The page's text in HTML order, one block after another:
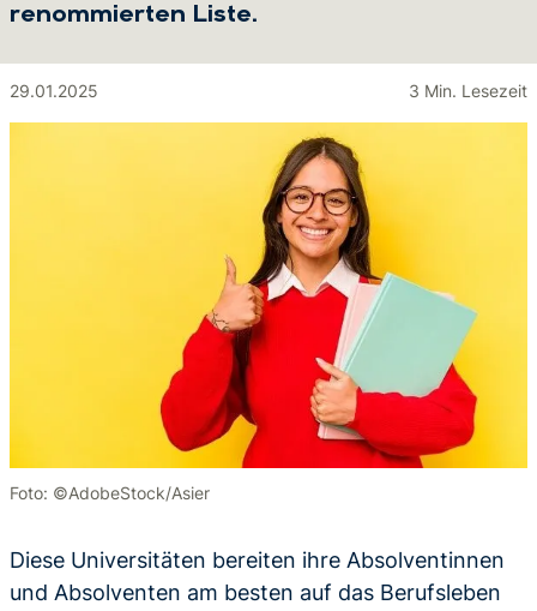
renommierten Liste.
29.01.2025 3 Min. Lesezeit
Foto: ©AdobeStock/Asier
Diese Universitäten bereiten ihre Absolventinnen
und Absolventen am besten auf das Berufsleben